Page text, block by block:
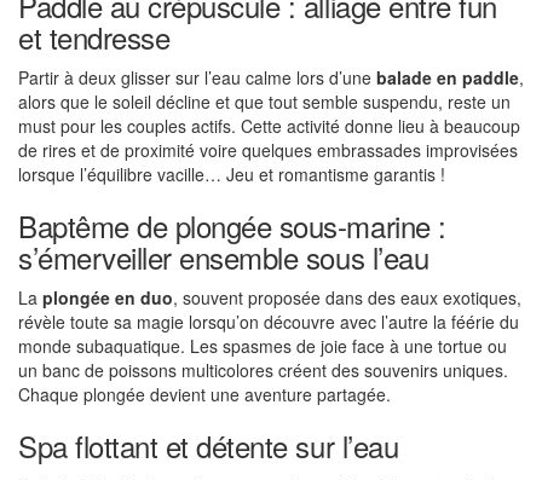
et tendresse
Partir à deux glisser sur l’eau calme lors d’une balade en paddle,
alors que le soleil décline et que tout semble suspendu, reste un
must pour les couples actifs. Cette activité donne lieu à beaucoup
de rires et de proximité voire quelques embrassades improvisées
lorsque l’équilibre vacille… Jeu et romantisme garantis !
Baptême de plongée sous-marine :
s’émerveiller ensemble sous l’eau
La plongée en duo, souvent proposée dans des eaux exotiques,
révèle toute sa magie lorsqu’on découvre avec l’autre la féérie du
monde subaquatique. Les spasmes de joie face à une tortue ou
un banc de poissons multicolores créent des souvenirs uniques.
Chaque plongée devient une aventure partagée.
Spa flottant et détente sur l’eau